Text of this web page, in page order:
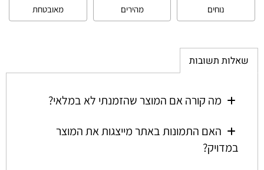
נוחים
מהירים
מאובטחת
שאלות תשובות
מה קורה אם המוצר שהזמנתי לא במלאי?
האם התמונות באתר מייצגות את המוצר
במדויק?